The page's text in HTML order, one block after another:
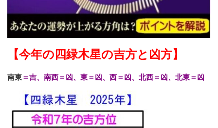
【今年の四緑木星の吉方と凶方】
南東＝吉、南西＝凶、東＝凶、西＝凶、北西＝凶、北東＝凶